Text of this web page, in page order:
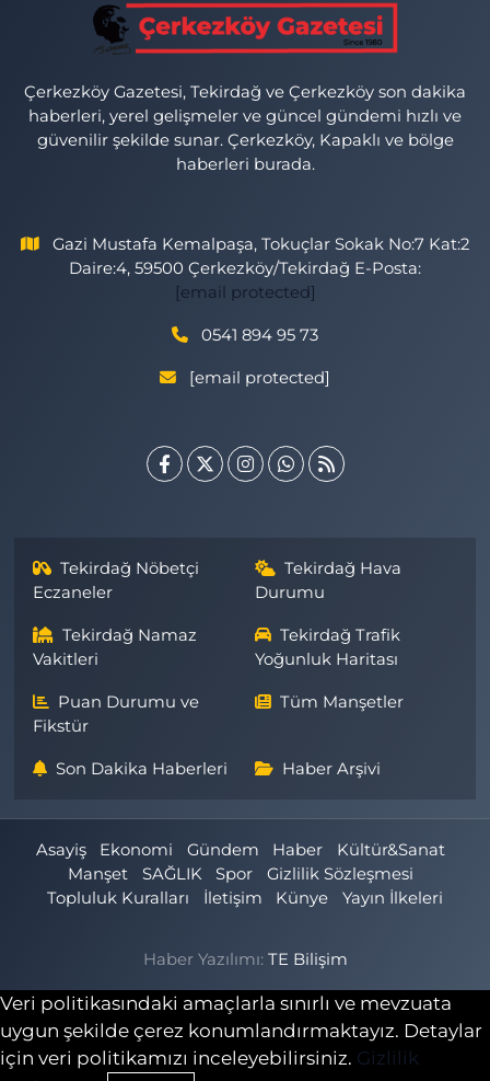
Çerkezköy Gazetesi, Tekirdağ ve Çerkezköy son dakika
haberleri, yerel gelişmeler ve güncel gündemi hızlı ve
güvenilir şekilde sunar. Çerkezköy, Kapaklı ve bölge
haberleri burada.
Gazi Mustafa Kemalpaşa, Tokuçlar Sokak No:7 Kat:2
Daire:4, 59500 Çerkezköy/Tekirdağ E-Posta:
[email protected]
0541 894 95 73
[email protected]
Tekirdağ Nöbetçi
Eczaneler
Tekirdağ Hava
Durumu
Tekirdağ Namaz
Vakitleri
Tekirdağ Trafik
Yoğunluk Haritası
Puan Durumu ve
Fikstür
Tüm Manşetler
Son Dakika Haberleri Haber Arşivi
Asayiş Ekonomi Gündem Haber
Kültür&Sanat
Manşet
SAĞLIK Spor
Gizlilik Sözleşmesi
Topluluk Kuralları
İletişim Künye Yayın İlkeleri
Haber Yazılımı: TE Bilişim
Veri politikasındaki amaçlarla sınırlı ve mevzuata
uygun şekilde çerez konumlandırmaktayız. Detaylar
için veri politikamızı inceleyebilirsiniz. Gizlilik